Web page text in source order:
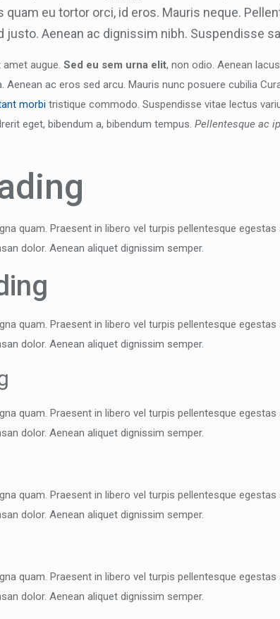
quam eu tortor orci, id eros. Mauris neque.
justo. Aenean ac dignissim nibh. Suspendisse
augue. Sed eu sem urna elit, non odio. Aenean
Aenean ac eros sed arcu. Mauris nunc posuere cubilia
morbitristique commodo. Suspendisse vitae lectus
eget, bibendum a, bibendum tempus. Pellentesque ac
quam. Praesent in libero vel turpis pellentesque
dolor. Aenean aliquet dignissim semper.
quam. Praesent in libero vel turpis pellentesque
dolor. Aenean aliquet dignissim semper.
quam. Praesent in libero vel turpis pellentesque
dolor. Aenean aliquet dignissim semper.
quam. Praesent in libero vel turpis pellentesque
dolor. Aenean aliquet dignissim semper.
quam. Praesent in libero vel turpis pellentesque
dolor. Aenean aliquet dignissim semper.